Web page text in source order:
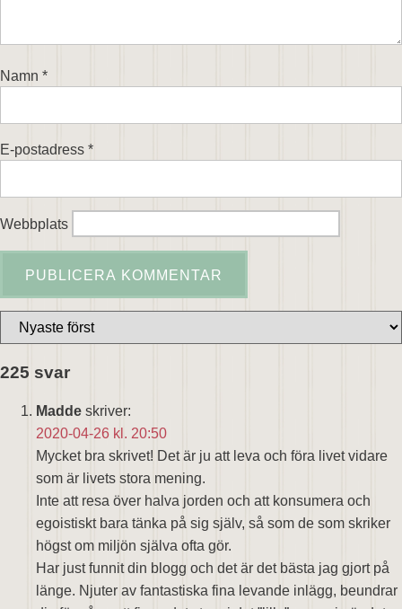
Namn *
E-postadress *
Webbplats
225 svar
Madde skriver:
2020-04-26 kl. 20:50
Mycket bra skrivet! Det är ju att leva och föra livet vidare
som är livets stora mening.
Inte att resa över halva jorden och att konsumera och
egoistiskt bara tänka på sig själv, så som de som skriker
högst om miljön själva ofta gör.
Har just funnit din blogg och det är det bästa jag gjort på
länge. Njuter av fantastiska fina levande inlägg, beundrar